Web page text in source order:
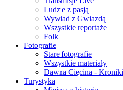
Ludzie z pasją
Wywiad z Gwiazdą
Wszystkie reportaże
Folk
Fotografie
Stare fotografie
Wszystkie materiały
Dawna Cięcina - Kroniki
Turystyka